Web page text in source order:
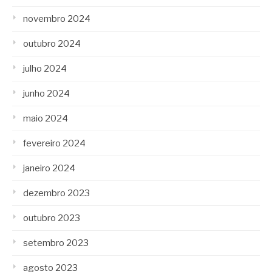
novembro 2024
outubro 2024
julho 2024
junho 2024
maio 2024
fevereiro 2024
janeiro 2024
dezembro 2023
outubro 2023
setembro 2023
agosto 2023